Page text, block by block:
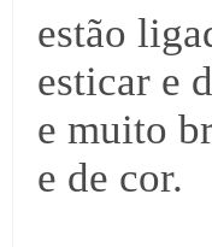
estão
esticar e
e muito
e de cor.